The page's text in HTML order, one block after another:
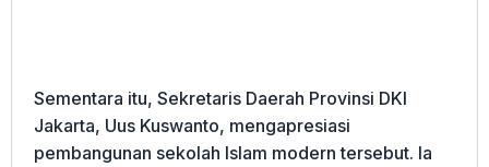
Sementara itu, Sekretaris Daerah Provinsi DKI
Jakarta, Uus Kuswanto, mengapresiasi
pembangunan sekolah Islam modern tersebut. Ia